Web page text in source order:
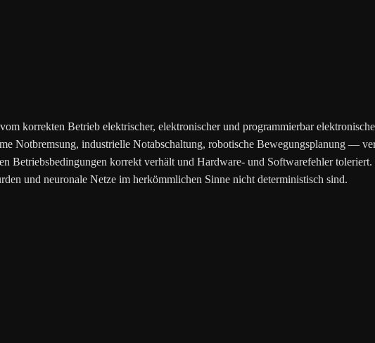
korrekten Betrieb elektrischer, elektronischer und programmierbar
Notbremsung, industrielle Notabschaltung, robotische Bewegungsplanung —
Betriebsbedingungen korrekt verhält und Hardware- und Softwarefehler
und neuronale Netze im herkömmlichen Sinne nicht deterministisch sind.